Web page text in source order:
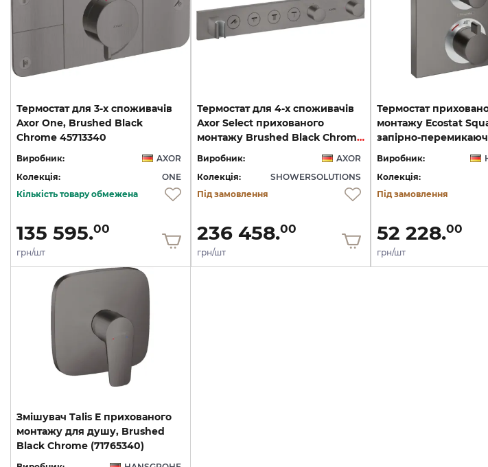
Термостат для 3-х споживачів
Axor One, Brushed Black
Chrome 45713340
Виробник:
AXOR
Колекція:
ONE
Кількість товару обмежена
135 595.00
грн/шт
Термостат для 4-х споживачів
Axor Select прихованого
монтажу Brushed Black Chrome 18357340
Виробник:
AXOR
Колекція:
SHOWERSOLUTIONS
Під замовлення
236 458.00
грн/шт
Термостат
монтажу Ecostat
Виробник:
Колекція:
Під замовлення
52 228.00
грн/шт
Змішувач Talis E прихованого
монтажу для душу, Brushed
Black Chrome (71765340)